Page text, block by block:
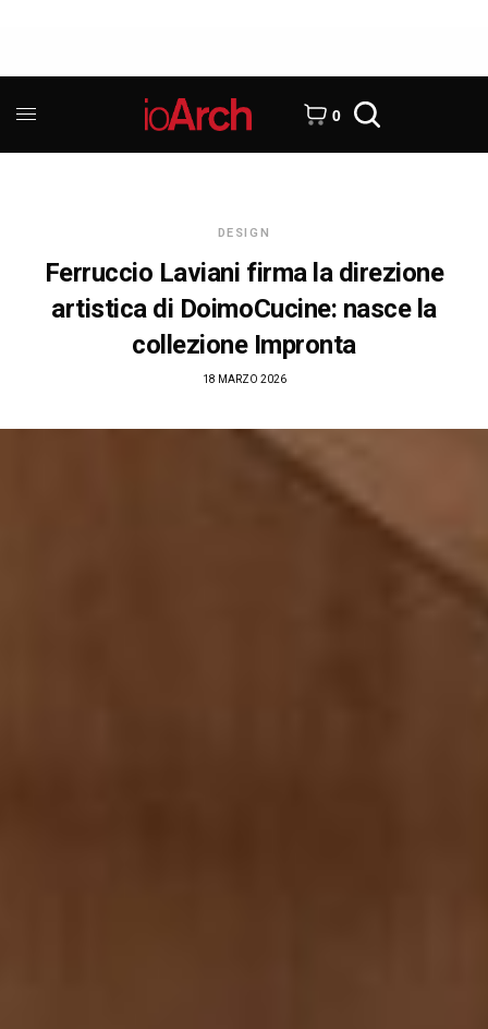
0
DESIGN
Ferruccio Laviani firma la direzione
artistica di DoimoCucine: nasce la
collezione Impronta
18 MARZO 2026